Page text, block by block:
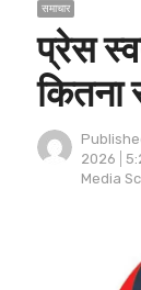
समाचार
प्रेस
कितना
2026
Author
Media